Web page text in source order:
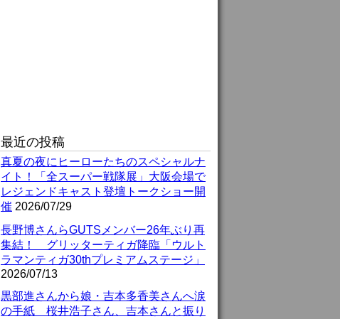
最近の投稿
真夏の夜にヒーローたちのスペシャルナ
イト！「全スーパー戦隊展」大阪会場で
レジェンドキャスト登壇トークショー開
催 2026/07/29
長野博さんらGUTSメンバー26年ぶり再
集結！ グリッターティガ降臨「ウルト
ラマンティガ30thプレミアムステージ」
2026/07/13
黒部進さんから娘・吉本多香美さんへ涙
の手紙 桜井浩子さん、吉本さんと振り